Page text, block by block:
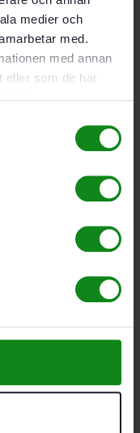
medier och
med.
med annan
eller som de har